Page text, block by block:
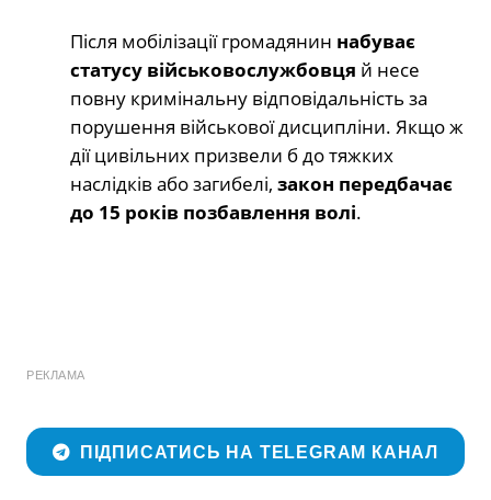
Після мобілізації громадянин набуває
статусу військовослужбовця й несе
повну кримінальну відповідальність за
порушення військової дисципліни. Якщо ж
дії цивільних призвели б до тяжких
наслідків або загибелі, закон передбачає
до 15 років позбавлення волі.
РЕКЛАМА
ПІДПИСАТИСЬ НА TELEGRAM КАНАЛ